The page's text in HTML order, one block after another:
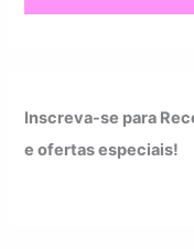
Inscreva-se para
e ofertas especiais!